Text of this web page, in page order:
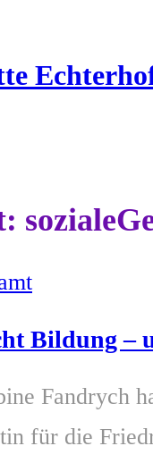
Bildung –
Fandrych
für die